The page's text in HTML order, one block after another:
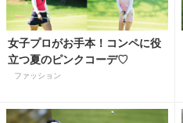
女子プロがお手本！コンペに役
立つ夏のピンクコーデ♡
ファッション